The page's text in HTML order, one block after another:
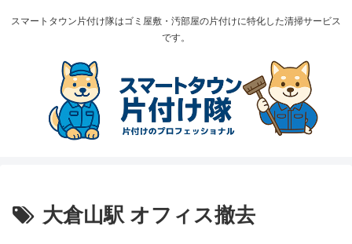
スマートタウン片付け隊はゴミ屋敷・汚部屋の片付けに特化した清掃サービス
です。
大倉山駅 オフィス撤去